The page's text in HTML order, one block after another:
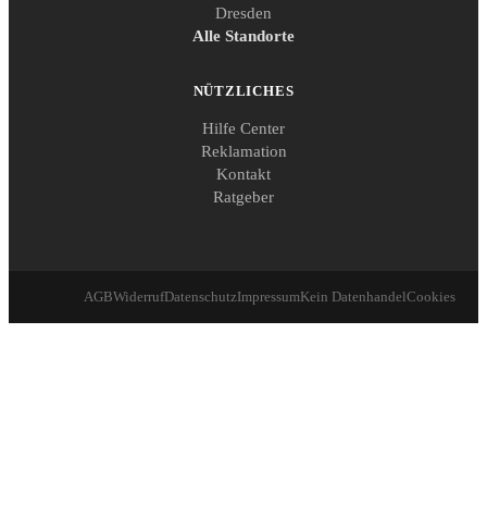
Dresden
Alle Standorte
NÜTZLICHES
Hilfe Center
Reklamation
Kontakt
Ratgeber
AGBWiderrufDatenschutzImpressumKein DatenhandelCookies